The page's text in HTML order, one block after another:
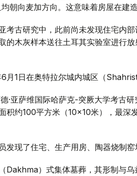
朝向麦加方向。这意味着房屋在建
考古研究中，此前尚未发现住宅内
的木灰样本送往土耳其实验室进行
月1日在奥特拉尔城内城区（
·亚萨维国际哈萨克-突厥大学考古
积约100平方米（10×10米），最深
发现了住宅、生产用房、陶器烧制窑
Dakhma）式集体墓葬，其形制与